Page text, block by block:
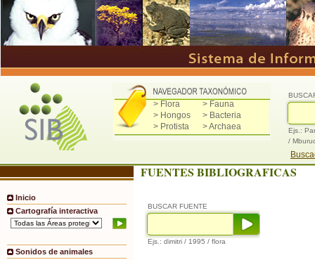
> Flora
> Fauna
> Hongos
> Bacteria
> Protista
> Archaea
Ejs.:
/
Inicio
Cartografía interactiva
Sonidos de animales
FUENTES BIBLIOGRAFICAS
BUSCAR FUENTE
Ejs.: dimitri / 1995 / flora